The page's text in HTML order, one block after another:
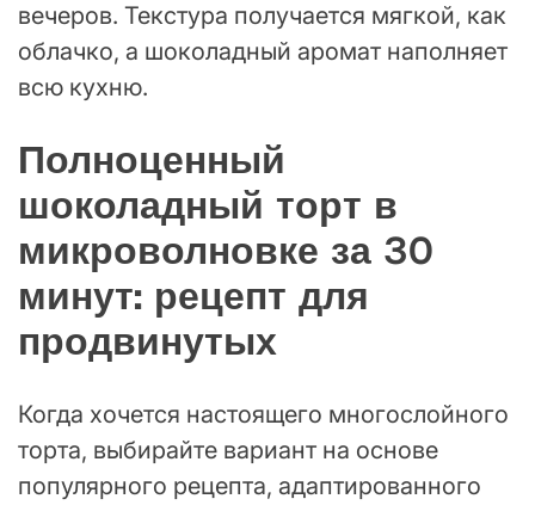
вечеров. Текстура получается мягкой, как
облачко, а шоколадный аромат наполняет
всю кухню.
Полноценный
шоколадный торт в
микроволновке за 30
минут: рецепт для
продвинутых
Когда хочется настоящего многослойного
торта, выбирайте вариант на основе
популярного рецепта, адаптированного